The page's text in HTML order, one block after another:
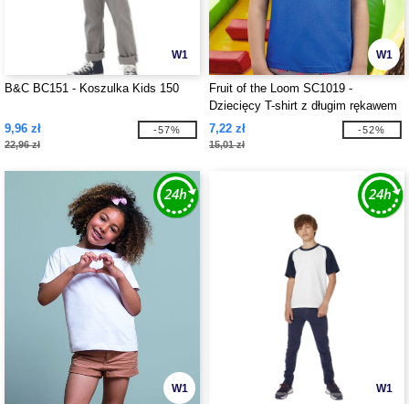
W1
B&C BC151 - Koszulka Kids 150
9,96 zł
22,96 zł
-57%
W1
Fruit of the Loom SC1019 -
Dziecięcy T-shirt z długim rękawem
7,22 zł
15,01 zł
-52%
W1 W1